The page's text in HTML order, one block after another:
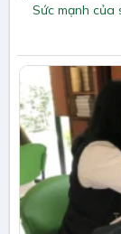
Sức mạnh của